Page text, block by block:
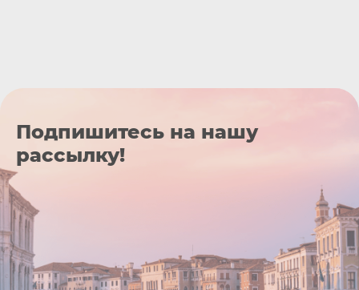
Подпишитесь на нашу
рассылку!